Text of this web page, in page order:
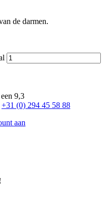
de darmen.
9,3
+31 (0) 294 45 58 88
aan